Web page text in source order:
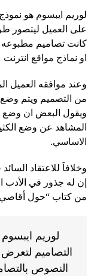
لوريم ايبسوم هو
على العميل ليتصور
كانت تصاميم
او نماذج مواقع
وعند موافقه العميل
من التصميم ويتم وضع
ويقول البعض ان وضع
المشاهد عن وضع
الاساسي.
وخلافاَ للاعتقاد
إن له جذور في الأدب
من كتاب “حول أقاصي
لوريم
التصاميم
النصوص